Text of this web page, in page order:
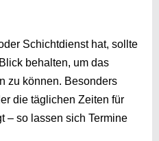
Schichtdienst hat, sollte
behalten, um das
zu können. Besonders
die täglichen Zeiten für
– so lassen sich Termine